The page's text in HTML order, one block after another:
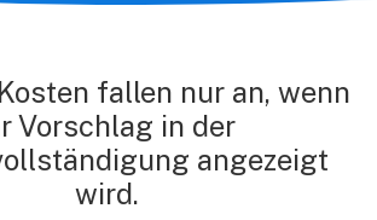
fallen nur an, wenn
Vorschlag in der
angezeigt
wird.